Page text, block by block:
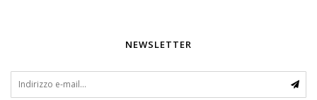
NEWSLETTER